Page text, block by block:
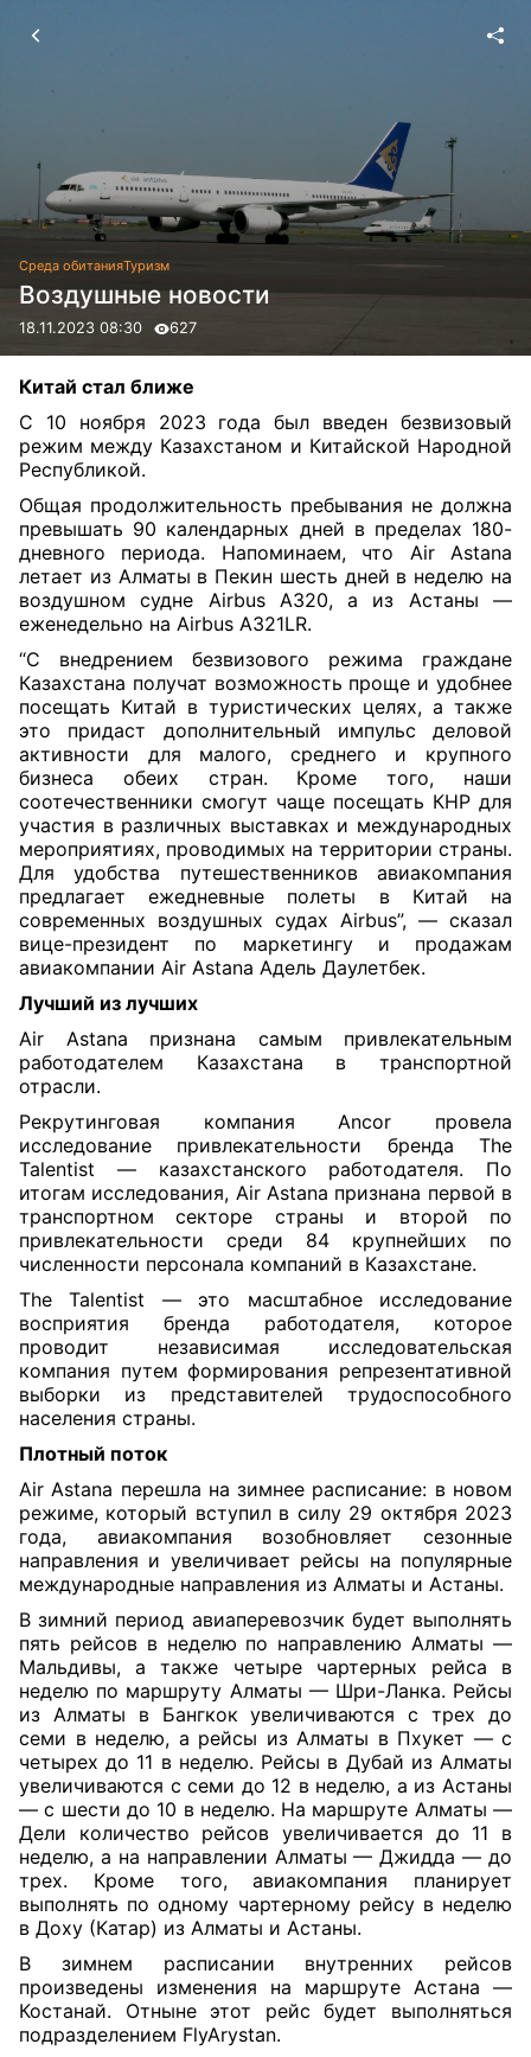
Среда обитанияТуризм
Воздушные новости
18.11.2023 08:30 627
Китай стал ближе
C 10 ноября 2023 года был введен безвизовый
режим между Казахстаном и Китайской Народной
Республикой.
Общая продолжительность пребывания не должна
превышать 90 календарных дней в пределах 180-
дневного периода. Напоминаем, что Air Astana
летает из Алматы в Пекин шесть дней в неделю на
воздушном судне Airbus A320, а из Астаны —
еженедельно на Airbus A321LR.
“С внедрением безвизового режима граждане
Казахстана получат возможность проще и удобнее
посещать Китай в туристических целях, а также
это придаст дополнительный импульс деловой
активности для малого, среднего и крупного
бизнеса обеих стран. Кроме того, наши
соотечественники смогут чаще посещать КНР для
участия в различных выставках и международных
мероприятиях, проводимых на территории страны.
Для удобства путешественников авиакомпания
предлагает ежедневные полеты в Китай на
современных воздушных судах Airbus”, — сказал
вице-президент по маркетингу и продажам
авиакомпании Air Astana Адель Даулетбек.
Лучший из лучших
Air Astana признана самым привлекательным
работодателем Казахстана в транспортной
отрасли.
Рекрутинговая компания Ancor провела
исследование привлекательности бренда The
Talentist — казахстанского работодателя. По
итогам исследования, Air Astana признана первой в
транспортном секторе страны и второй по
привлекательности среди 84 крупнейших по
численности персонала компаний в Казахстане.
The Talentist — это масштабное исследование
восприятия бренда работодателя, которое
проводит независимая исследовательская
компания путем формирования репрезентативной
выборки из представителей трудоспособного
населения страны.
Плотный поток
Air Astana перешла на зимнее расписание: в новом
режиме, который вступил в силу 29 октября 2023
года, авиакомпания возобновляет сезонные
направления и увеличивает рейсы на популярные
международные направления из Алматы и Астаны.
В зимний период авиаперевозчик будет выполнять
пять рейсов в неделю по направлению Алматы —
Мальдивы, а также четыре чартерных рейса в
неделю по маршруту Алматы — Шри-Ланка. Рейсы
из Алматы в Бангкок увеличиваются с трех до
семи в неделю, а рейсы из Алматы в Пхукет — с
четырех до 11 в неделю. Рейсы в Дубай из Алматы
увеличиваются с семи до 12 в неделю, а из Астаны
— с шести до 10 в неделю. На маршруте Алматы —
Дели количество рейсов увеличивается до 11 в
неделю, а на направлении Алматы — Джидда — до
трех. Кроме того, авиакомпания планирует
выполнять по одному чартерному рейсу в неделю
в Доху (Катар) из Алматы и Астаны.
В зимнем расписании внутренних рейсов
произведены изменения на маршруте Астана —
Костанай. Отныне этот рейс будет выполняться
подразделением FlyArystan.